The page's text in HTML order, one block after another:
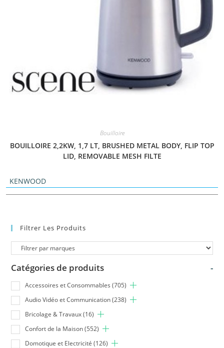
Bouilloire
BOUILLOIRE 2,2KW, 1,7 LT, BRUSHED METAL BODY, FLIP TOP
LID, REMOVABLE MESH FILTE
KENWOOD
Filtrer Les Produits
Catégories de produits -
Accessoires et Consommables (705)
Audio Vidéo et Communication (238)
Bricolage & Travaux (16)
Confort de la Maison (552)
Domotique et Electricité (126)